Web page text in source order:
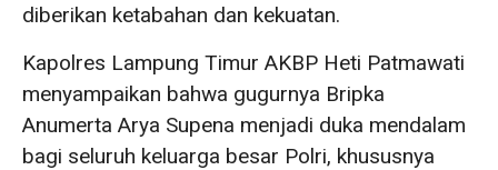
diberikan ketabahan dan kekuatan.
Kapolres Lampung Timur AKBP Heti Patmawati
menyampaikan bahwa gugurnya Bripka
Anumerta Arya Supena menjadi duka mendalam
bagi seluruh keluarga besar Polri, khususnya